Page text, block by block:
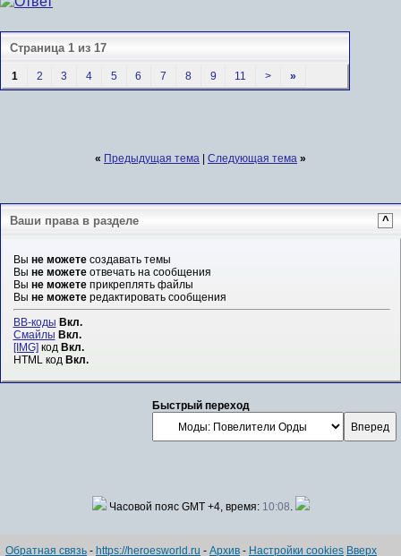
Страница 1 из 17
1 2 3 4 5 6 7 8 9 11 > »
« Предыдущая тема | Следующая тема »
Ваши права в разделе ^
Вы не можетесоздавать темы
Вы не можетеотвечать на сообщения
Вы не можетеприкреплять файлы
Вы не можетередактировать сообщения
BB-коды Вкл.
Смайлы Вкл.
[IMG] код Вкл.
HTML код Вкл.
Быстрый переход
Часовой пояс GMT +4, время: 10:08.
Обратная связь - https://heroesworld.ru - Архив - Настройки cookies Вверх